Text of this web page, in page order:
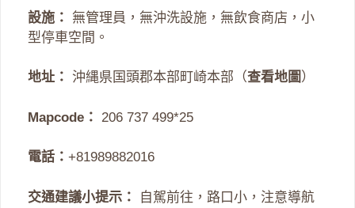
設施：
無管理員，無沖洗設施，無飲食商店，小
型停車空間。
地址： 沖縄県国頭郡本部町崎本部（查看地圖）
Mapcode： 206 737 499*25
電話： +81989882016
交通建議小提示：
自駕前往，路口小，注意導航